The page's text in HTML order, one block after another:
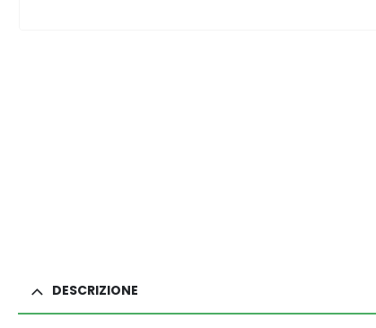
DESCRIZIONE